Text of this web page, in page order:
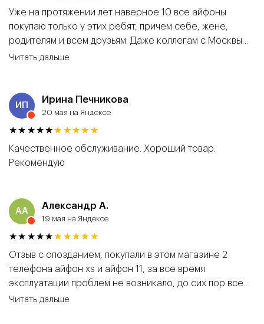
Уже на протяжении лет наверное 10 все айфоны
покупаю только у этих ребят, причем себе, жене,
родителям и всем друзьям. Даже коллегам с Москвы
привозил. Потому что уверен что все айфоны
6s, все сделали быстро и качественно. Работает до
сих пор)))
ИП
Ирина Печникова
20 мая на Яндексе
★★★★★★★★★★
Качественное обслуживание. Хороший товар.
Рекомендую
АА
Александр А.
19 мая на Яндексе
★★★★★★★★★★
Отзыв с опозданием, покупали в этом магазине 2
телефона айфон xs и айфон 11, за все время
эксплуатации проблем не возникало, до сих пор все
работает отлично, однозначно советую!